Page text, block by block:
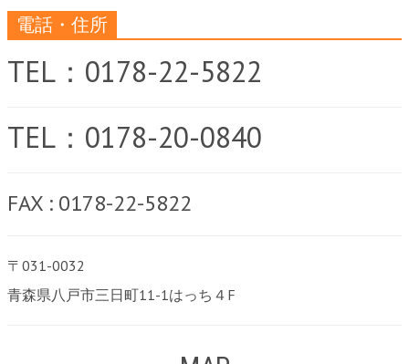
電話・住所
TEL：0178-22-5822
TEL：0178-20-0840
FAX : 0178-22-5822
〒031-0032
青森県八戸市三日町11-1はっち４F